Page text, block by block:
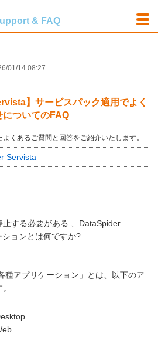
01/14 08:27
】サービスパック適用でよく
についてのFAQ
くあるご質問と回答をご紹介いたします。
Servista
する必要がある 、DataSpider
ョンとは何ですか?
種アプリケーション」とは、以下のア